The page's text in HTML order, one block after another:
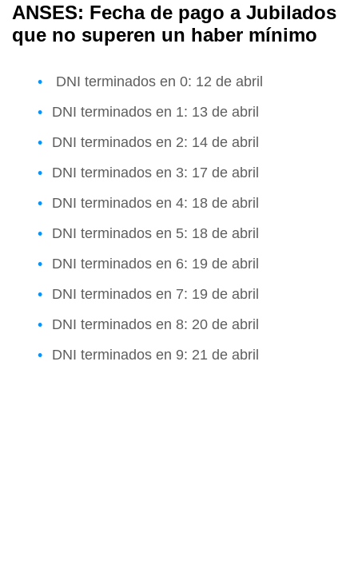
ANSES: Fecha de pago a Jubilados
que no superen un haber mínimo
DNI terminados en 0: 12 de abril
DNI terminados en 1: 13 de abril
DNI terminados en 2: 14 de abril
DNI terminados en 3: 17 de abril
DNI terminados en 4: 18 de abril
DNI terminados en 5: 18 de abril
DNI terminados en 6: 19 de abril
DNI terminados en 7: 19 de abril
DNI terminados en 8: 20 de abril
DNI terminados en 9: 21 de abril